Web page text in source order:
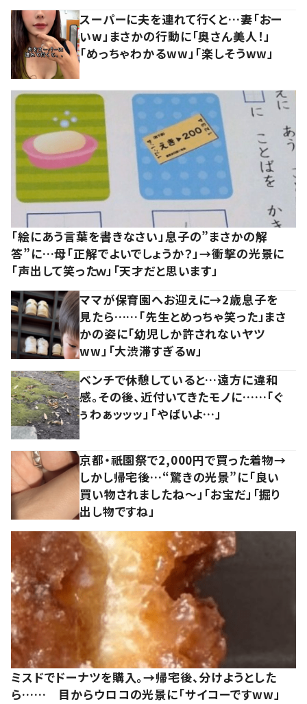
スーパーに夫を連れて行くと…妻「おー
いw」まさかの行動に「奥さん美人！」
「めっちゃわかるww」「楽しそうww」
「絵にあう言葉を書きなさい」息子の”まさかの解
答”に…母「正解でよいでしょうか？」→衝撃の光景に
「声出して笑ったｗ」「天才だと思います」
ママが保育園へお迎えに→2歳息子を
見たら……「先生とめっちゃ笑った」まさ
かの姿に「幼児しか許されないヤツ
ww」「大渋滞すぎるw」
ベンチで休憩していると…遠方に違和
感。その後、近付いてきたモノに……「ぐ
ぅわぁッッッ」「やばいよ…」
京都・祇園祭で2,000円で買った着物→
しかし帰宅後…“驚きの光景”に「良い
買い物されましたね～」「お宝だ」「掘り
出し物ですね」
ミスドでドーナツを購入。→帰宅後、分けようとした
ら…… 目からウロコの光景に「サイコーですww」